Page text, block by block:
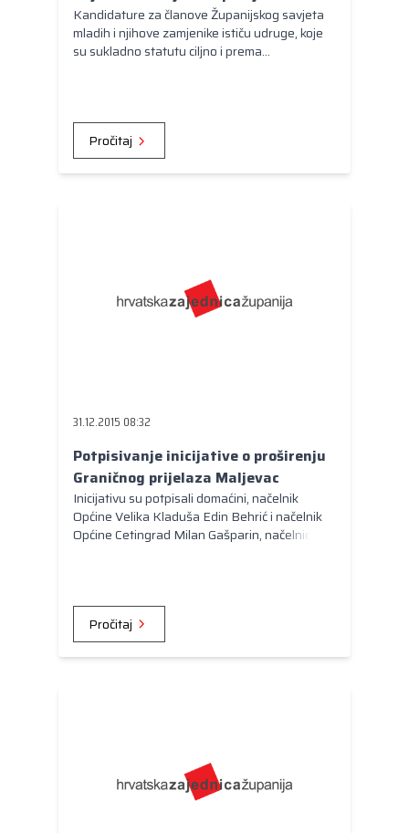
Kandidature za članove Županijskog savjeta
mladih i njihove zamjenike ističu udruge, koje
su sukladno statutu ciljno i prema
strukovnih organizacija u Republici Hrvatskoj ili
neformalne skupine mladih od najmanje 50
mladih.
Pročitaj
31.12.2015 08:32
Potpisivanje inicijative o proširenju
Graničnog prijelaza Maljevac
Inicijativu su potpisali domaćini, načelnik
Općine Velika Kladuša Edin Behrić i načelnik
Općine Cetingrad Milan Gašparin, načelnici
kantona Izudin Saračević i župan Karlovačke
županije Ivan Vučić.
Pročitaj